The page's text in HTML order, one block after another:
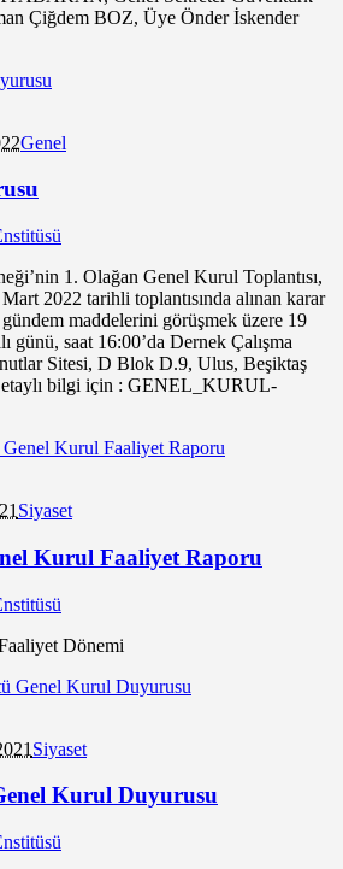
Çiğdem BOZ, Üye Önder İskender
Genel
1. Olağan Genel Kurul Toplantısı,
2022 tarihli toplantısında alınan karar
maddelerini görüşmek üzere 19
günü, saat 16:00’da Dernek Çalışma
Sitesi, D Blok D.9, Ulus, Beşiktaş
bilgi için : GENEL_KURUL-
Siyaset
Kurul Faaliyet Raporu
Dönemi
Siyaset
Kurul Duyurusu